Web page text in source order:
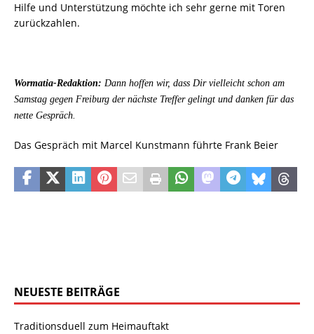
Hilfe und Unterstützung möchte ich sehr gerne mit Toren
zurückzahlen.
Wormatia-Redaktion: Dann hoffen wir, dass Dir vielleicht schon am
Samstag gegen Freiburg der nächste Treffer gelingt und danken für das
nette Gespräch.
Das Gespräch mit Marcel Kunstmann führte Frank Beier
NEUESTE BEITRÄGE
Traditionsduell zum Heimauftakt